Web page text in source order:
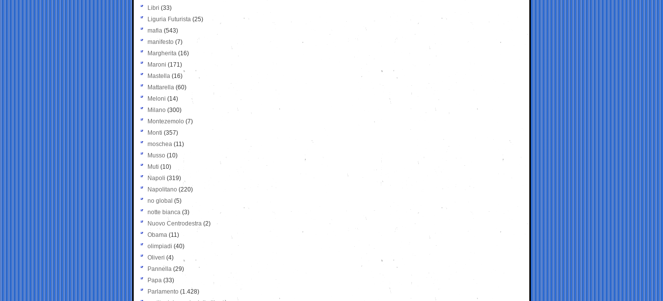
Libri (33)
Liguria Futurista (25)
mafia (543)
manifesto (7)
Margherita (16)
Maroni (171)
Mastella (16)
Mattarella (60)
Meloni (14)
Milano (300)
Montezemolo (7)
Monti (357)
moschea (11)
Musso (10)
Muti (10)
Napoli (319)
Napolitano (220)
no global (5)
notte bianca (3)
Nuovo Centrodestra (2)
Obama (11)
olimpiadi (40)
Oliveri (4)
Pannella (29)
Papa (33)
Parlamento (1.428)